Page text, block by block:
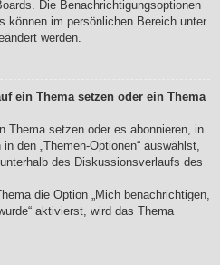
Die Benachrichtigungsoptionen
können im persönlichen Bereich unter
werden.
ein Thema setzen oder ein Thema
Thema setzen oder es abonnieren, in
den „Themen-Optionen“ auswählst,
des Diskussionsverlaufs des
die Option „Mich benachrichtigen,
aktivierst, wird das Thema